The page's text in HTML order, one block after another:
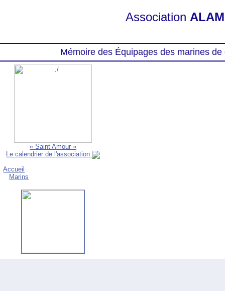
Association
Mémoire des Équipages des marines
« Saint Amour »
Le calendrier de l'association
Accueil
Marins